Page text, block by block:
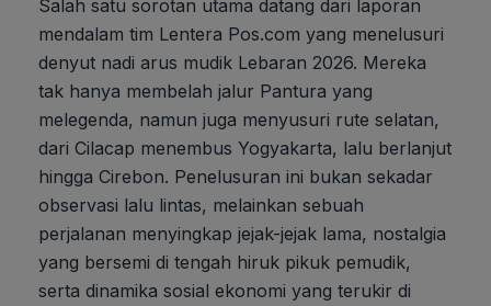
Salah satu sorotan utama datang dari laporan
mendalam tim Lentera Pos.com yang menelusuri
denyut nadi arus mudik Lebaran 2026. Mereka
tak hanya membelah jalur Pantura yang
melegenda, namun juga menyusuri rute selatan,
dari Cilacap menembus Yogyakarta, lalu berlanjut
hingga Cirebon. Penelusuran ini bukan sekadar
observasi lalu lintas, melainkan sebuah
perjalanan menyingkap jejak-jejak lama, nostalgia
yang bersemi di tengah hiruk pikuk pemudik,
serta dinamika sosial ekonomi yang terukir di